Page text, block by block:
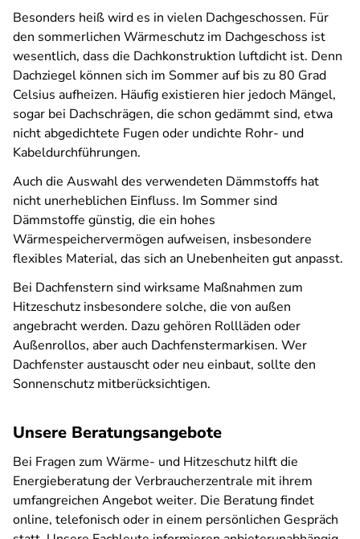
Besonders heiß wird es in vielen Dachgeschossen. Für
den sommerlichen Wärmeschutz im Dachgeschoss ist
wesentlich, dass die Dachkonstruktion luftdicht ist. Denn
Dachziegel können sich im Sommer auf bis zu 80 Grad
Celsius aufheizen. Häufig existieren hier jedoch Mängel,
sogar bei Dachschrägen, die schon gedämmt sind, etwa
nicht abgedichtete Fugen oder undichte Rohr- und
Kabeldurchführungen.
Auch die Auswahl des verwendeten Dämmstoffs hat
nicht unerheblichen Einfluss. Im Sommer sind
Dämmstoffe günstig, die ein hohes
Wärmespeichervermögen aufweisen, insbesondere
flexibles Material, das sich an Unebenheiten gut anpasst.
Bei Dachfenstern sind wirksame Maßnahmen zum
Hitzeschutz insbesondere solche, die von außen
angebracht werden. Dazu gehören Rollläden oder
Außenrollos, aber auch Dachfenstermarkisen. Wer
Dachfenster austauscht oder neu einbaut, sollte den
Sonnenschutz mitberücksichtigen.
Unsere Beratungsangebote
Bei Fragen zum Wärme- und Hitzeschutz hilft die
Energieberatung der Verbraucherzentrale mit ihrem
umfangreichen Angebot weiter. Die Beratung findet
online, telefonisch oder in einem persönlichen Gespräch